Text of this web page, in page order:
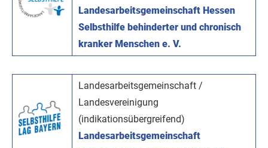
Landesarbeitsgemeinschaft Hessen
Selbsthilfe behinderter und chronisch
kranker Menschen e. V.
Landesarbeitsgemeinschaft /
Landesvereinigung
(indikationsübergreifend)
Landesarbeitsgemeinschaft